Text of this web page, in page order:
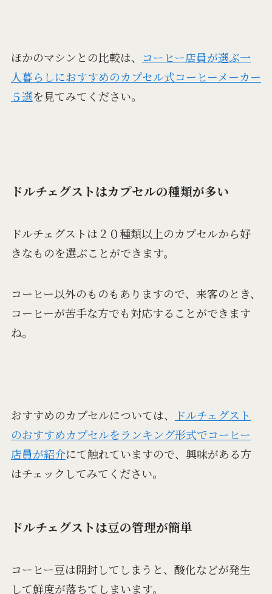
ほかのマシンとの比較は、
コーヒー店員が選ぶ一
人暮らしにおすすめのカプセル式コーヒーメーカー
５選を見てみてください。
ドルチェグストはカプセルの種類が多い
ドルチェグストは２０種類以上のカプセルから好
きなものを選ぶことができます。
コーヒー以外のものもありますので、来客のとき、
コーヒーが苦手な方でも対応することができます
ね。
おすすめのカプセルについては、
ドルチェグスト
のおすすめカプセルをランキング形式でコーヒー
店員が紹介にて触れていますので、興味がある方
はチェックしてみてください。
ドルチェグストは豆の管理が簡単
コーヒー豆は開封してしまうと、酸化などが発生
して鮮度が落ちてしまいます。